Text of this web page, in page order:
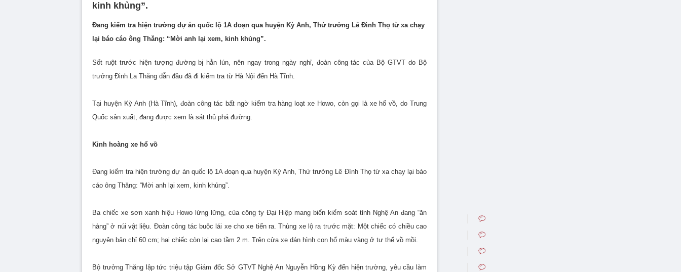
kinh khủng”.
Đang kiểm tra hiện trường dự án quốc lộ 1A đoạn qua huyện Kỳ Anh, Thứ trưởng Lê Đình Thọ từ xa chạy
lại báo cáo ông Thăng: “Mời anh lại xem, kinh khủng”.
Sốt ruột trước hiện tượng đường bị hằn lún, nên ngay trong ngày nghỉ, đoàn công tác của Bộ GTVT do Bộ
trưởng Đinh La Thăng dẫn đầu đã đi kiểm tra từ Hà Nội đến Hà Tĩnh.
Tại huyện Kỳ Anh (Hà Tĩnh), đoàn công tác bất ngờ kiểm tra hàng loạt xe Howo, còn gọi là xe hổ vồ, do Trung
Quốc sản xuất, đang được xem là sát thủ phá đường.
Kinh hoàng xe hổ vồ
Đang kiểm tra hiện trường dự án quốc lộ 1A đoạn qua huyện Kỳ Anh, Thứ trưởng Lê Đình Thọ từ xa chạy lại báo
cáo ông Thăng: “Mời anh lại xem, kinh khủng”.
Ba chiếc xe sơn xanh hiệu Howo lừng lững, của công ty Đại Hiệp mang biển kiểm soát tỉnh Nghệ An đang “ăn
hàng” ở núi vật liệu. Đoàn công tác buộc lái xe cho xe tiến ra. Thùng xe lộ ra trước mặt: Một chiếc có chiều cao
nguyên bản chỉ 60 cm; hai chiếc còn lại cao tầm 2 m. Trên cửa xe dán hình con hổ màu vàng ở tư thế vồ mồi.
Bộ trưởng Thăng lập tức triệu tập Giám đốc Sở GTVT Nghệ An Nguyễn Hồng Kỳ đến hiện trường, yêu cầu làm